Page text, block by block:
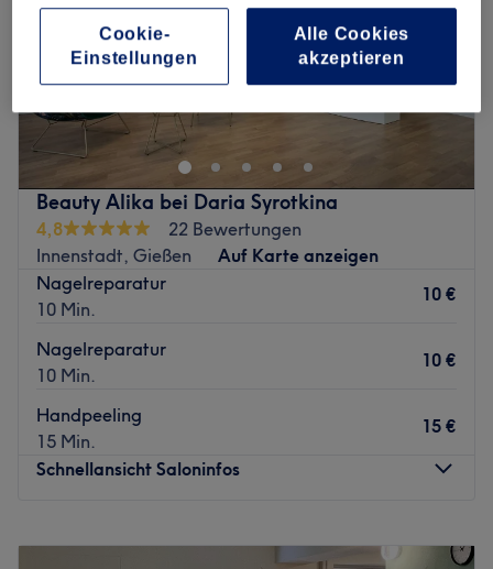
Beauty Alika bei Daria Syrotkina
4,8
22 Bewertungen
Innenstadt, Gießen
Auf Karte anzeigen
Nagelreparatur
10 Min.
10 €
Nagelreparatur
10 Min.
10 €
Handpeeling
15 Min.
15 €
Schnellansicht Saloninfos
–
Cookie-
Einstellungen
Alle Cookies
akzeptieren